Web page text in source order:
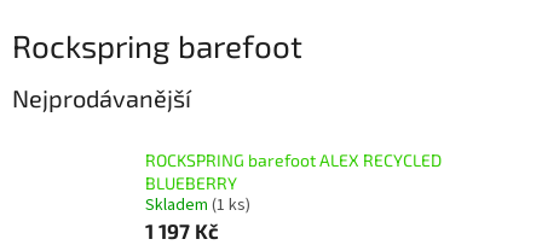
Rockspring barefoot
Nejprodávanější
ROCKSPRING barefoot ALEX RECYCLED
BLUEBERRY
Skladem (1 ks)
1 197 Kč